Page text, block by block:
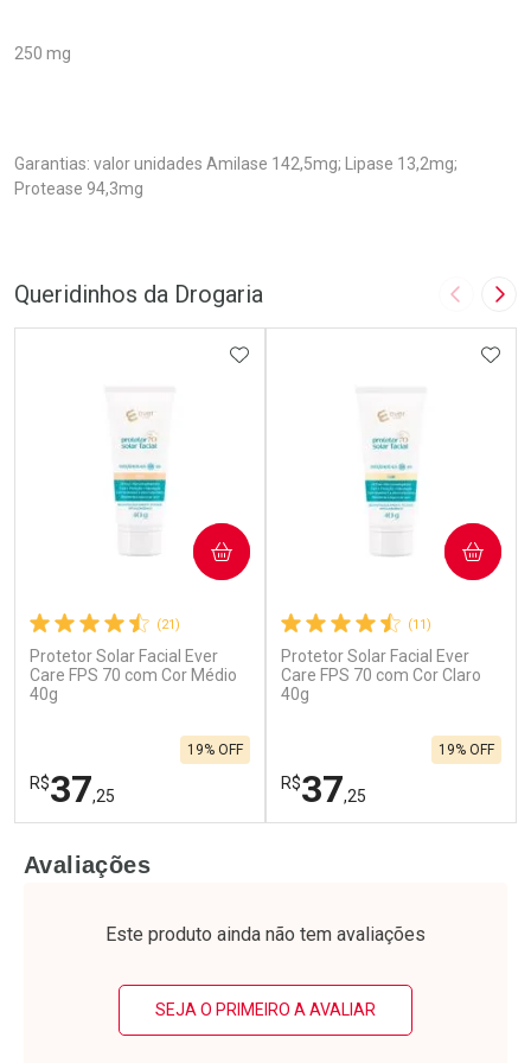
250 mg
Garantias: valor unidades Amilase 142,5mg; Lipase 13,2mg;
Protease 94,3mg
Queridinhos da Drogaria Imagem
(21)
Protetor Solar Facial Ever
Care FPS 70 com Cor Médio
40g
R$37,25
19% OFF
ADICIONAR AOS FAVORITOS
COMPRAR
Laboratório
Por Menos
(11)
Protetor Solar Facial Ever
Care FPS 70 com Cor Claro
40g
R$37,25
19% OFF
COMPRAR
Laboratório
Por Menos
Avaliações
Este produto ainda não tem avaliações
SEJA O PRIMEIRO A AVALIAR